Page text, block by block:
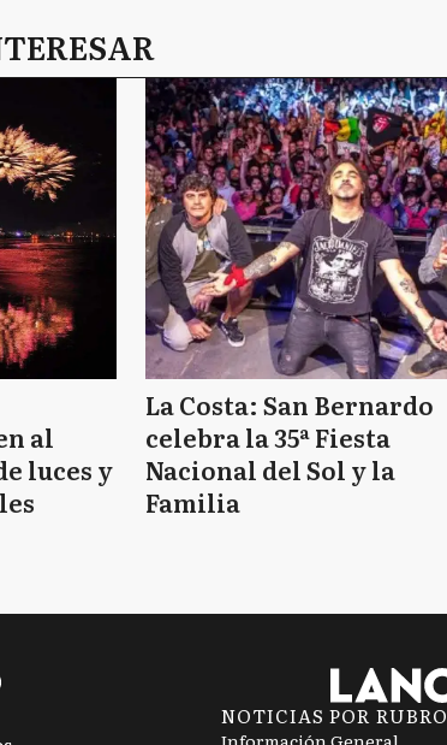
al
luces y
La Costa: San Bernardo
celebra la 35ª Fiesta
Nacional del Sol y la
Familia
NOTICIAS POR RUBRO
Información General